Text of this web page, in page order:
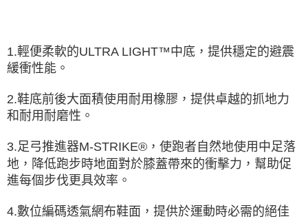
1.輕便柔軟的ULTRA LIGHT™中底，提供穩定的避震
緩衝性能。
2.鞋底前後大面積使用耐用橡膠，提供卓越的抓地力
和耐用耐磨性。
3.足弓推進器M-STRIKE®，使跑者自然地使用中足落
地，降低跑步時地面對於膝蓋帶來的衝擊力，幫助促
進每個步伐更具效率。
4.數位編碼透氣網布鞋面，提供於運動時必需的絕佳